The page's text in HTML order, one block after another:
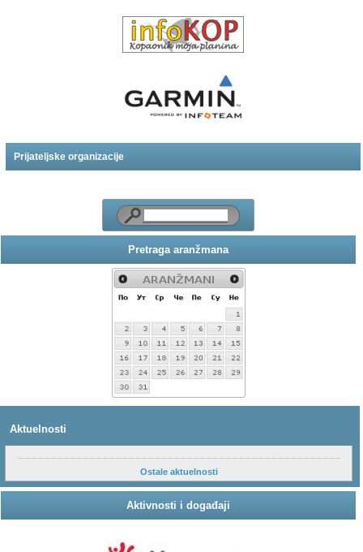
Prijateljske organizacije
Pretraga aranžmana
Aktuelnosti
Ostale aktuelnosti
Aktivnosti i događaji